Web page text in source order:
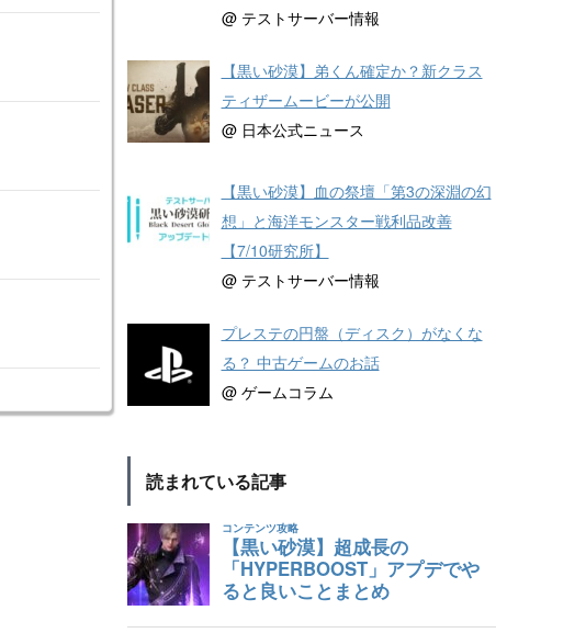
@ テストサーバー情報
【黒い砂漠】弟くん確定か？新クラス
ティザームービーが公開
@ 日本公式ニュース
【黒い砂漠】血の祭壇「第3の深淵の幻
想」と海洋モンスター戦利品改善
【7/10研究所】
@ テストサーバー情報
プレステの円盤（ディスク）がなくな
る？ 中古ゲームのお話
@ ゲームコラム
読まれている記事